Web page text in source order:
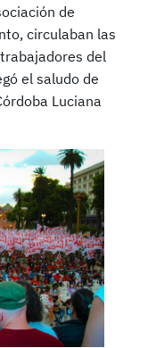
de
circulaban las
del
el saludo de
Luciana